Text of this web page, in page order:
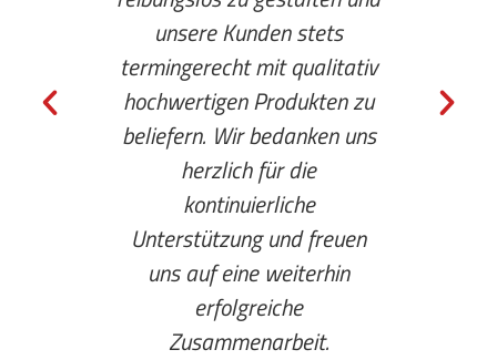
unsere Kunden stets
termingerecht mit qualitativ
hochwertigen Produkten zu
beliefern. Wir bedanken uns
herzlich für die
kontinuierliche
Unterstützung und freuen
uns auf eine weiterhin
erfolgreiche
Zusammenarbeit.